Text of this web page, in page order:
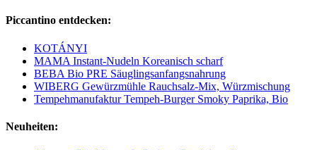
Piccantino entdecken:
KOTÁNYI
MAMA Instant-Nudeln Koreanisch scharf
BEBA Bio PRE Säuglingsanfangsnahrung
WIBERG Gewürzmühle Rauchsalz-Mix, Würzmischung
Tempehmanufaktur Tempeh-Burger Smoky Paprika, Bio
Neuheiten: